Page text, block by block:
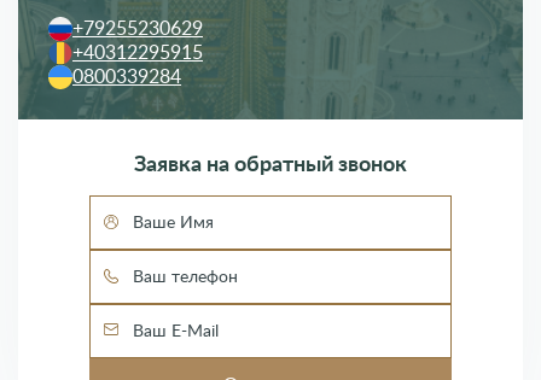
+79255230629
+40312295915
0800339284
Заявка на обратный звонок